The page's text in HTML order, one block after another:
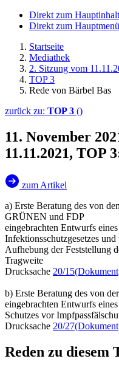
Direkt zum
Direkt zum
Startseite
Mediathek
2. Sitzung vom
TOP 3
Rede von Bärbel Bas
zurück zu: TOP 3 ()
11. November
11.11.2021, TOP
zum Artikel
a) Erste Beratung des von
GRÜNEN und FDP
eingebrachten Entwurfs
Infektionsschutzgesetzes
Aufhebung der Feststellung
Tragweite
Drucksache 20/15
b) Erste Beratung des von
eingebrachten Entwurfs
Schutzes vor
Drucksache 20/27
Reden zu diesem